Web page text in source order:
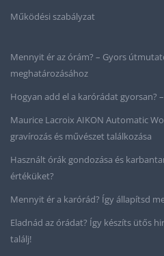
Működési szabályzat
Mennyit ér az órám? – Gyors
meghatározásához
Hogyan add el a karórádat gyorsan?
Maurice Lacroix AIKON Automatic
gravírozás és művészet találkozása
Használt órák gondozása és
értéküket?
Mennyit ér a karórád? Így állapítsd
Eladnád az órádat? Így készíts ütős
találj!